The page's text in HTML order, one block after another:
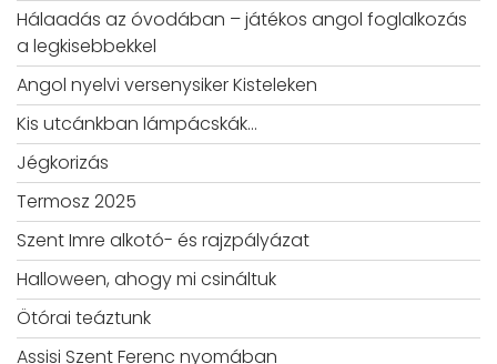
Hálaadás az óvodában – játékos angol foglalkozás
a legkisebbekkel
Angol nyelvi versenysiker Kisteleken
Kis utcánkban lámpácskák…
Jégkorizás
Termosz 2025
Szent Imre alkotó- és rajzpályázat
Halloween, ahogy mi csináltuk
Ötórai teáztunk
Assisi Szent Ferenc nyomában